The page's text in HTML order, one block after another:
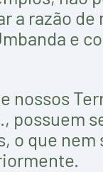
a razão de
e
nossos
possuem
o que nem